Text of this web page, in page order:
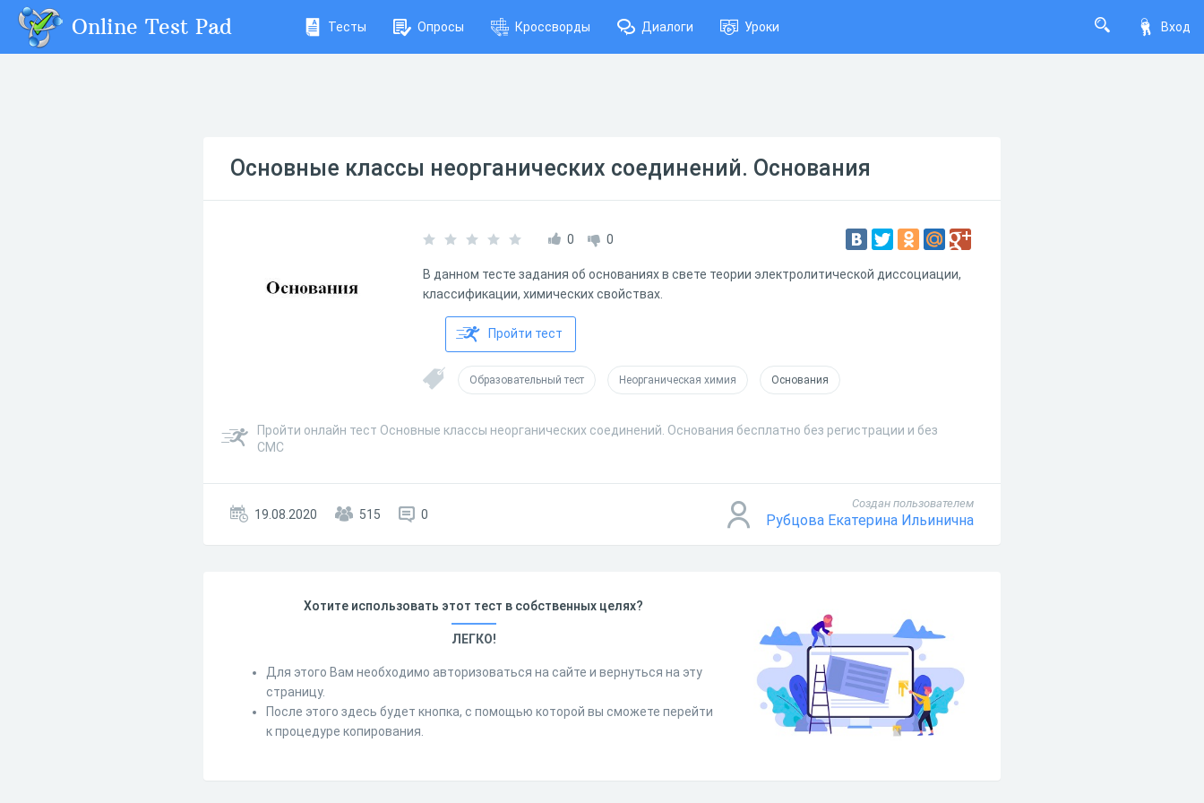
Вход
Online Test Pad Тесты Опросы Кроссворды Диалоги Уроки
Основные классы неорганических соединений. Основания
0 0
В данном тесте задания об основаниях в свете теории электролитической диссоциации,
классификации, химических свойствах.
Пройти тест
Образовательный тест Неорганическая химия Основания
Пройти онлайн тест Основные классы неорганических соединений. Основания бесплатно без регистрации и без
СМС
19.08.2020 515 0
Создан пользователем
Рубцова Екатерина Ильинична
Хотите использовать этот тест в собственных целях?
ЛЕГКО!
Для этого Вам необходимо авторизоваться на сайте и вернуться на эту
страницу.
После этого здесь будет кнопка, с помощью которой вы сможете перейти
к процедуре копирования.